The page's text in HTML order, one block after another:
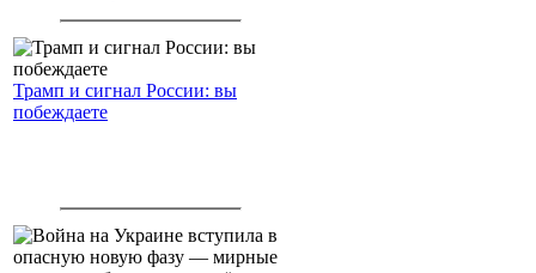
Трамп и сигнал России: вы
побеждаете